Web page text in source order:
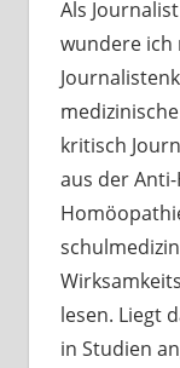
Als
wundere ich
kritisch
aus der
lesen. Liegt
in Studien